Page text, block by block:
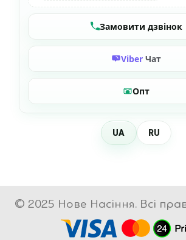
Замовити дзвінок
Viber Чат
Опт
UA RU
© 2025 Нове Насіння. Всі